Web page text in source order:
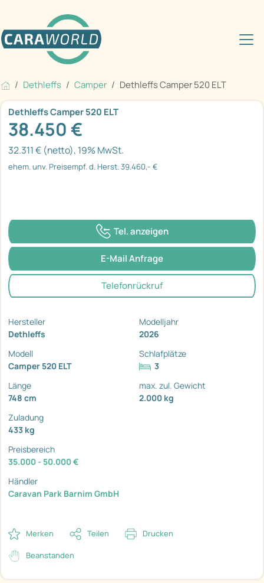
Dethleffs Camper Dethleffs Camper 520 ELT
Dethleffs Camper 520 ELT
38.450 €
32.311 € (netto), 19% MwSt.
ehem. unv. Preisempf. d. Herst. 39.460,- €
Tel. anzeigen
E-Mail Anfrage
Telefonrückruf
Hersteller
Dethleffs
Modelljahr
2026
Modell
Camper 520 ELT
Schlafplätze
3
Länge
748 cm
max. zul. Gewicht
2.000 kg
Zuladung
433 kg
Preisbereich
35.000 - 50.000 €
Händler
Caravan Park Barnim GmbH
Merken Teilen Drucken
Beanstanden